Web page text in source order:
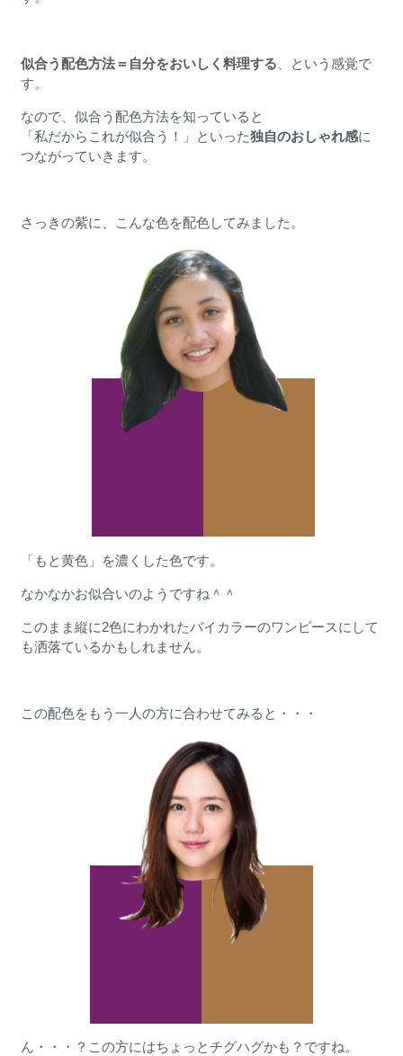
似合う配色方法＝自分をおいしく料理する 、という感覚で
す。
なので、似合う配色方法を知っていると
「私だからこれが似合う！」といった独自のおしゃれ感に
つながっていきます。
さっきの紫に、こんな色を配色してみました。
「もと黄色」を濃くした色です。
なかなかお似合いのようですね＾＾
このまま縦に2色にわかれたバイカラーのワンピースにして
も洒落ているかもしれません。
この配色をもう一人の方に合わせてみると・・・
ん・・・？この方にはちょっとチグハグかも？ですね。